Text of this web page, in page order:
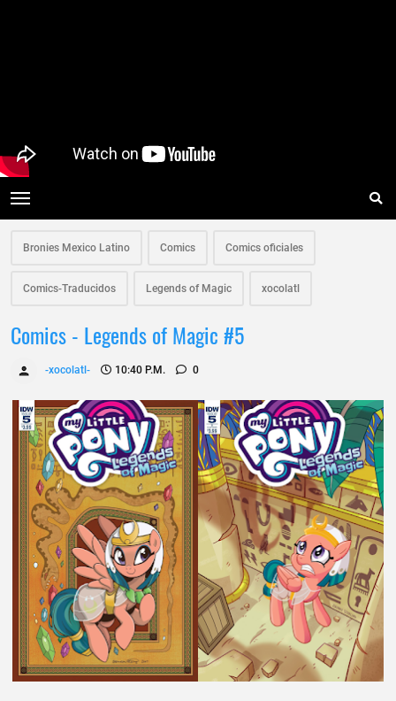
Bronies Mexico Latino Comics Comics oficiales
Comics-Traducidos Legends of Magic xocolatl
Comics - Legends of Magic #5
-xocolatl- 10:40 P.m. 0